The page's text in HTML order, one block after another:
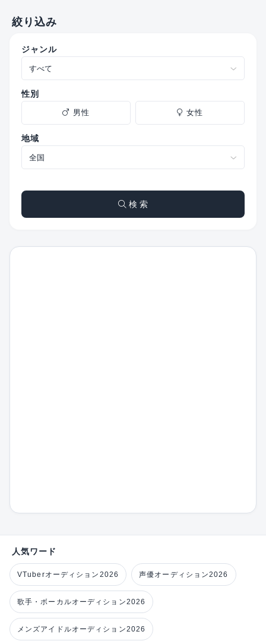
絞り込み
ジャンル
性別
男性 女性
地域
検 索
人気ワード
VTuberオーディション2026 声優オーディション2026
歌手・ボーカルオーディション2026
メンズアイドルオーディション2026